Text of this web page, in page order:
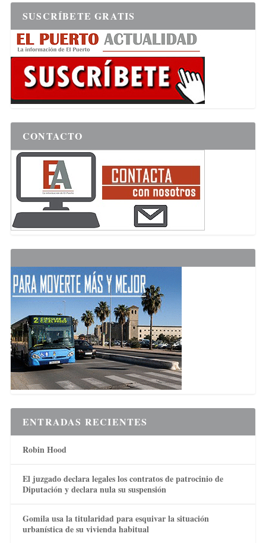
SUSCRÍBETE GRATIS
CONTACTO
ENTRADAS RECIENTES
Robin Hood
El juzgado declara legales los contratos de patrocinio de
Diputación y declara nula su suspensión
Gomila usa la titularidad para esquivar la situación
urbanística de su vivienda habitual